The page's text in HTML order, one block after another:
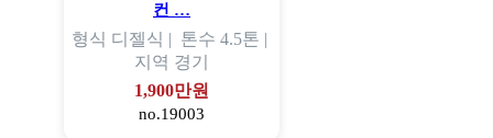
컨 …
형식 디젤식 | 톤수 4.5톤 |
지역 경기
1,900만원
no.19003